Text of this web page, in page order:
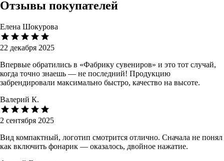
Отзывы покупателей
Елена Шокурова
22 декабря 2025
Впервые обратились в «Фабрику сувениров» и это тот случай,
когда точно знаешь — не последний! Продукцию
забрендировали максимально быстро, качество на высоте.
Валерий К.
2 сентября 2025
Вид компактный, логотип смотрится отлично. Сначала не понял
как включить фонарик — оказалось, двойное нажатие.